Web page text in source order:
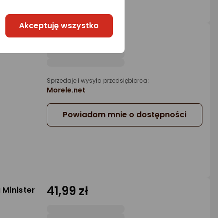
cm) 91,99 zł
Sprzedaje i wysyła przedsiębiorca:
Morele.net
Powiadom mnie o dostępności
Minister 41,99 zł
Akceptuję wszystko